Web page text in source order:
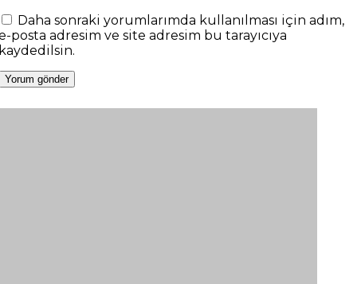
Daha sonraki yorumlarımda kullanılması için adım,
posta adresim ve site adresim bu tarayıcıya